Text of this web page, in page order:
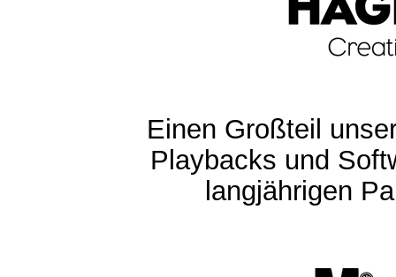
Einen Großteil
Playbacks und
langjährigen